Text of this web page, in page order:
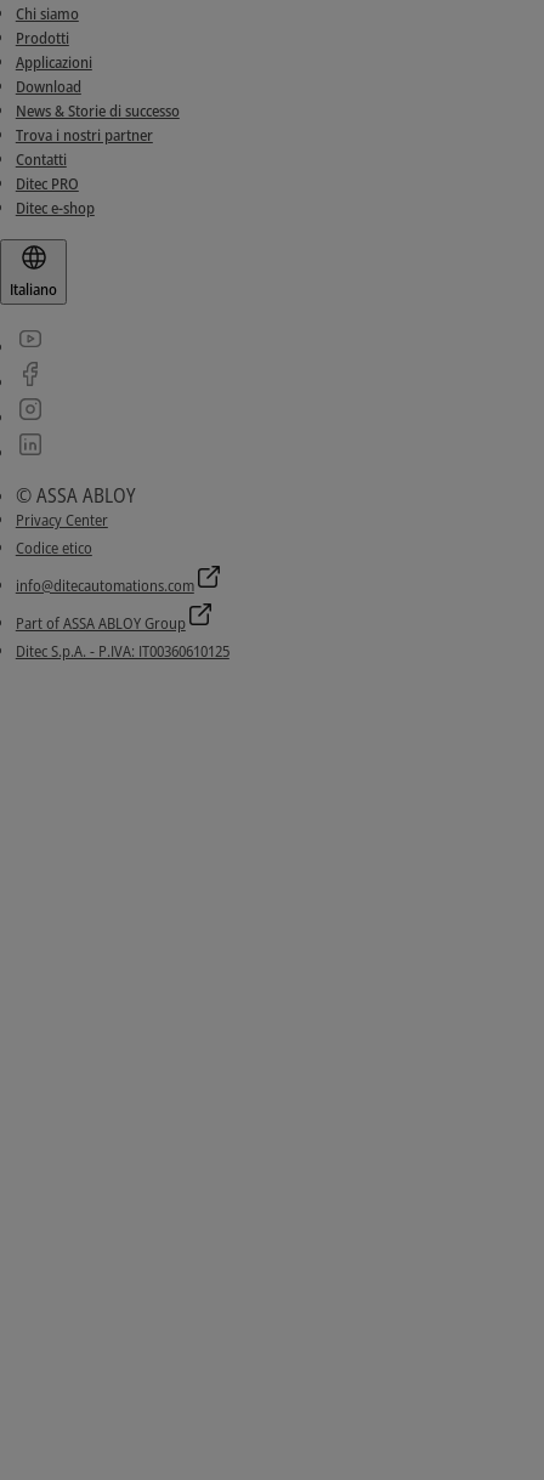
Chi siamo
Prodotti
Applicazioni
Download
News & Storie di successo
Trova i nostri partner
Contatti
Ditec PRO
Ditec e-shop
Italiano
© ASSA ABLOY
Privacy Center
Codice etico
info@ditecautomations.com
Part of ASSA ABLOY Group
Ditec S.p.A. - P.IVA: IT00360610125